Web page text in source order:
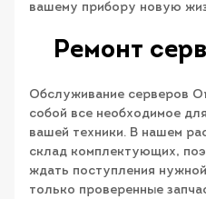
вашему прибору новую
Ремонт
Обслуживание серверов
собой все необходимое
вашей техники. В нашем
склад комплектующих,
ждать поступления
только проверенные